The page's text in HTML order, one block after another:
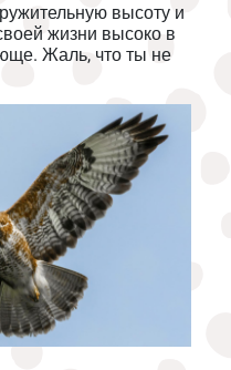
высоту и
жизни высоко в
Жаль, что ты не